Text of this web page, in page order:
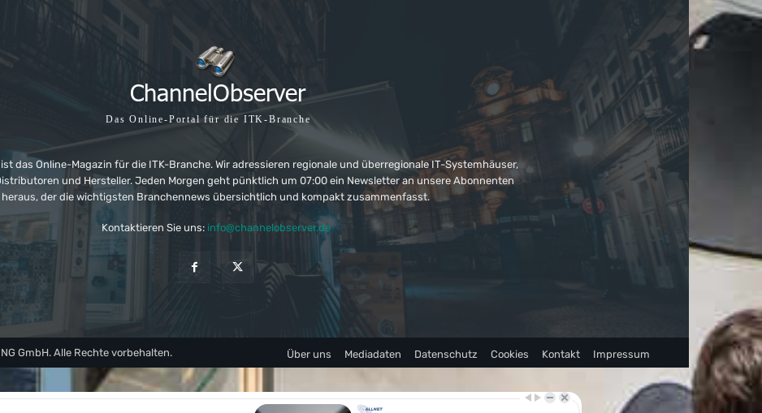
Das Online-Portal für die ITK-Branche
das Online-Magazin für die ITK-Branche. Wir adressieren regionale und überregionale IT-Systemhäuser,
und Hersteller. Jeden Morgen geht pünktlich um 07:00 ein Newsletter an unsere Abonnenten
heraus, der die wichtigsten Branchennews übersichtlich und kompakt zusammenfasst.
Kontaktieren Sie uns: info@channelobserver.de
GmbH. Alle Rechte vorbehalten. Über uns Mediadaten Datenschutz Cookies Kontakt Impressum